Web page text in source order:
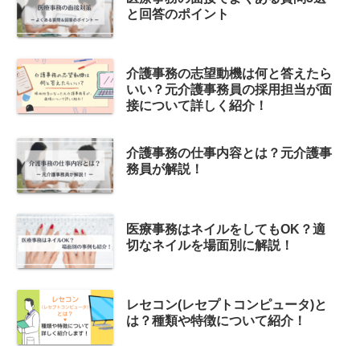
と回答のポイント
介護事務の志望動機は何と答えたら
いい？元介護事務員の採用担当が面
接について詳しく紹介！
介護事務の仕事内容とは？元介護事
務員が解説！
医療事務はネイルをしてもOK？適
切なネイルを場面別に解説！
レセコン(レセプトコンピュータ)と
は？種類や特徴について紹介！